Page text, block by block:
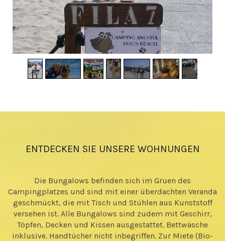
1/26
ENTDECKEN SIE UNSERE WOHNUNGEN
Die Bungalows befinden sich im Gruen des
Campingplatzes und sind mit einer überdachten Veranda
geschmückt, die mit Tisch und Stühlen aus Kunststoff
versehen ist. Alle Bungalows sind zudem mit Geschirr,
Töpfen, Decken und Kissen ausgestattet. Bettwäsche
inklusive. Handtücher nicht inbegriffen. Zur Miete (Bio-